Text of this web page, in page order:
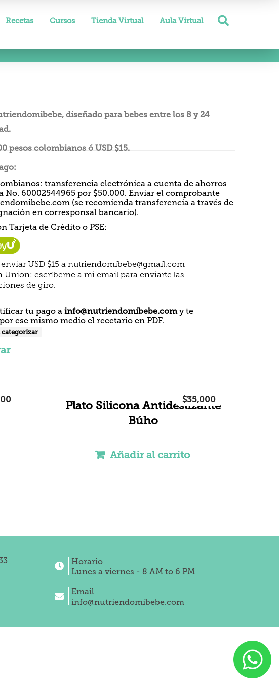
Recetas Cursos Tienda Virtual Aula Virtual
diseñado para bebes entre los 8 y 24
pesos colombianos ó USD $15.
transferencia electrónica a cuenta de ahorros
No. 60002544965 por $50.000. Enviar el comprobante
(se recomienda transferencia a través de
en corresponsal bancario).
Tarjeta de Crédito o PSE:
enviar USD $15 a nutriendomibebe@gmail.com
Union: escríbeme a mi email para enviarte las
de giro.
tu pago ainfo@nutriendomibebe.comy te
ese mismo medio el recetario en PDF.
categorizar
Plato Silicona Antideslizante
Búho
$35,000
Añadir al carrito
Horario
Lunes a viernes - 8 AM to 6 PM
Email
info@nutriendomibebe.com